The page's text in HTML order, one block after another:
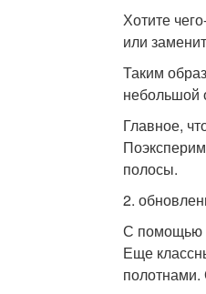
Хотите
или
Таким
небольшой
Главное,
полосы.
2.
С помощью
Еще
полотнами.